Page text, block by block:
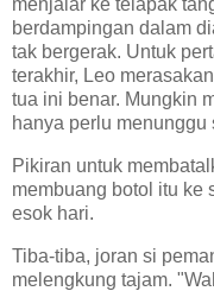
berdampingan dalam
tak bergerak. Untuk
terakhir, Leo
tua ini benar. Mungkin
hanya perlu
Pikiran untuk
membuang botol itu ke
esok hari.
Tiba-tiba, joran si
melengkung tajam.